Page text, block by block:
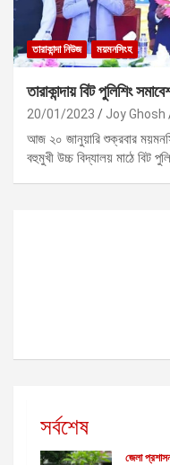
তারাকান্দা নিউজ ময়মনসিংহ
তারাকান্দায় বিট পুলিশিং
20/01/2023 Joy Ghosh
আজ ২০ জানুয়ারি শুক্রবার
বহুমুখী উচ্চ বিদ্যালয় মাঠে বিট
সর্বশেষ
জেলা